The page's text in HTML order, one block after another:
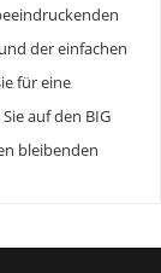
der einfachen
für eine
auf den BIG
bleibenden